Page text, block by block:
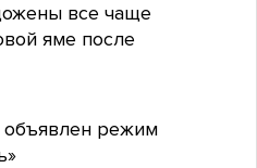
все чаще
яме после
объявлен режим